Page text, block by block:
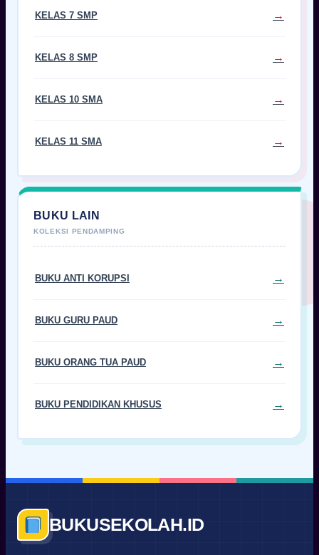
KELAS 7 SMP
KELAS 8 SMP
KELAS 10 SMA
KELAS 11 SMA
BUKU LAIN
BUKU ANTI KORUPSI
BUKU GURU PAUD
BUKU ORANG TUA PAUD
BUKU PENDIDIKAN KHUSUS
BUKUSEKOLAH.ID